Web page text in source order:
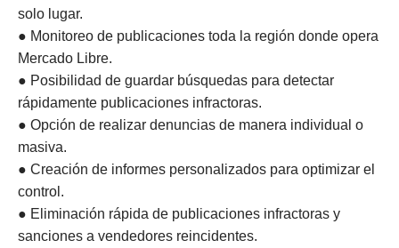
solo lugar.
● Monitoreo de publicaciones toda la región donde opera
Mercado Libre.
● Posibilidad de guardar búsquedas para detectar
rápidamente publicaciones infractoras.
● Opción de realizar denuncias de manera individual o
masiva.
● Creación de informes personalizados para optimizar el
control.
● Eliminación rápida de publicaciones infractoras y
sanciones a vendedores reincidentes.